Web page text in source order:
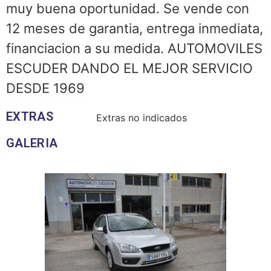
muy buena oportunidad. Se vende con
12 meses de garantia, entrega inmediata,
financiacion a su medida. AUTOMOVILES
ESCUDER DANDO EL MEJOR SERVICIO
DESDE 1969
EXTRAS Extras no indicados
GALERIA